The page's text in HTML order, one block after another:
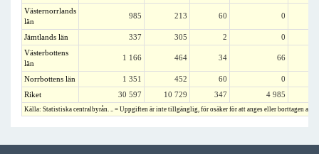
Västernorrlands
län
985 213 60 0
Jämtlands län 337 305 2
0
Västerbottens
län
1 166 464 34 66
Norrbottens län 1 351 452 60 0
Riket
30 597 10 729 347 4 985
Källa: Statistiska centralbyrån. .. = Uppgiften är inte tillgänglig, för osäker för att anges eller borttagen av